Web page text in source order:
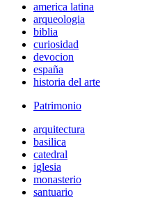
america latina
arqueologia
biblia
curiosidad
devocion
españa
historia del arte
Patrimonio
arquitectura
basilica
catedral
iglesia
monasterio
santuario